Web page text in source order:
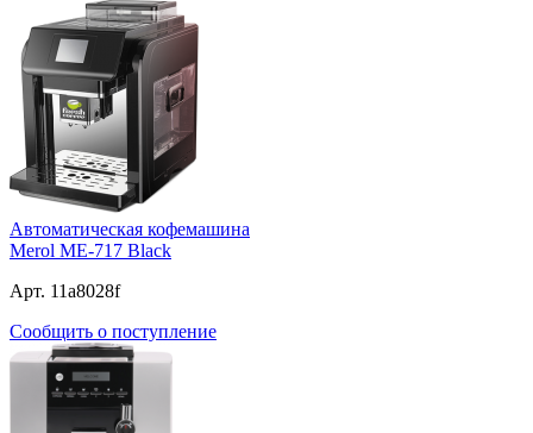
Автоматическая кофемашина
Merol ME-717 Black
Арт. 11a8028f
Сообщить о поступление